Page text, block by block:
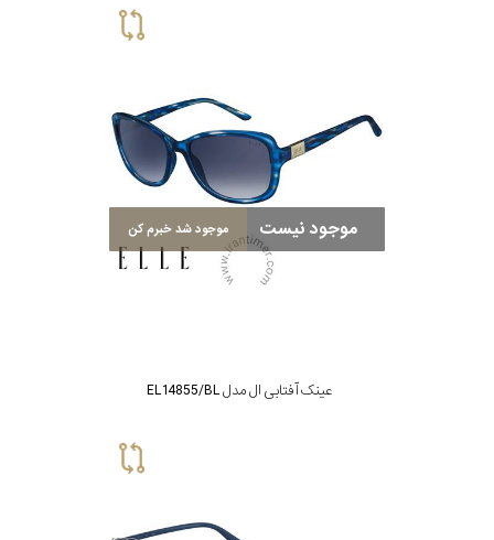
موجود نیست موجود شد خبرم کن
عینک آفتابی ال مدل EL14855/BL